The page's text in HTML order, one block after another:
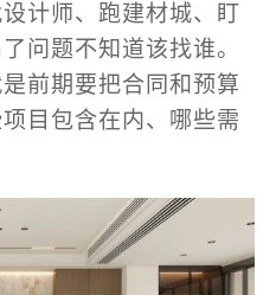
计师、跑建材城、盯
问题不知道该找谁。
前期要把合同和预算
目包含在内、哪些需